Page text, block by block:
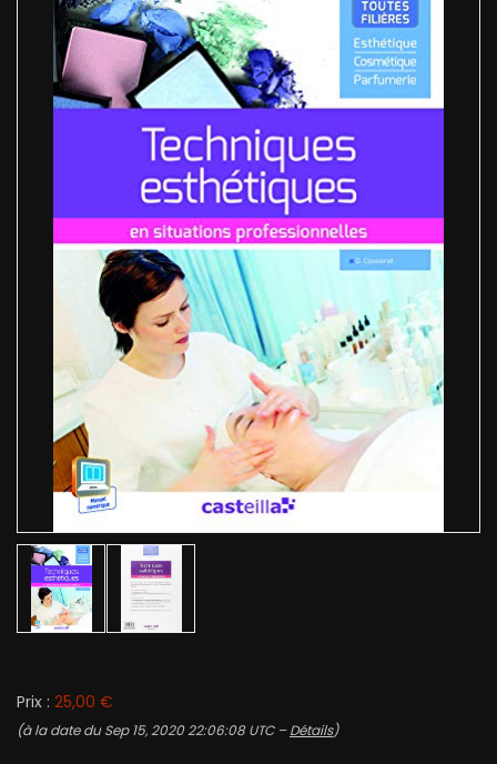
Prix : 25,00 €
(à la date du Sep 15, 2020 22:06:08 UTC –Détails)